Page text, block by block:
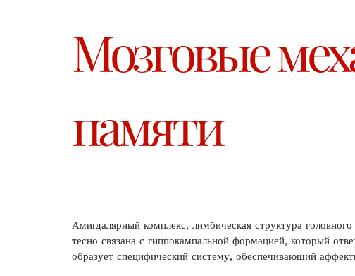
Мозговые
памяти
Амигдалярный комплекс, лимбическая структура
тесно связана с гиппокампальной формацией, который
образует специфический систему, обеспечивающий